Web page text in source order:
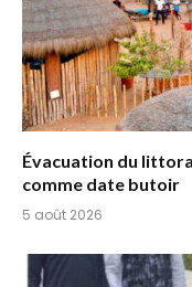
Évacuation du
comme date butoir
5 août 2026